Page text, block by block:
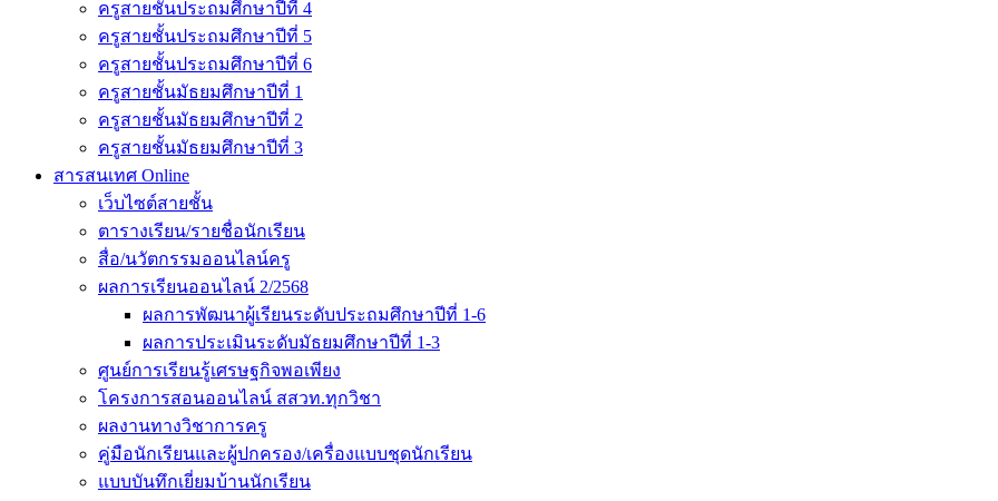
ครูสายชั้นประถมศึกษาปีที่ 4
ครูสายชั้นประถมศึกษาปีที่ 5
ครูสายชั้นประถมศึกษาปีที่ 6
ครูสายชั้นมัธยมศึกษาปีที่ 1
ครูสายชั้นมัธยมศึกษาปีที่ 2
ครูสายชั้นมัธยมศึกษาปีที่ 3
สารสนเทศ Online
เว็บไซต์สายชั้น
ตารางเรียน/รายชื่อนักเรียน
สื่อ/นวัตกรรมออนไลน์ครู
ผลการเรียนออนไลน์ 2/2568
ผลการพัฒนาผู้เรียนระดับประถมศึกษาปีที่ 1-6
ผลการประเมินระดับมัธยมศึกษาปีที่ 1-3
ศูนย์การเรียนรู้เศรษฐกิจพอเพียง
โครงการสอนออนไลน์ สสวท.ทุกวิชา
ผลงานทางวิชาการครู
คู่มือนักเรียนและผู้ปกครอง/เครื่องแบบชุดนักเรียน
แบบบันทึกเยี่ยมบ้านนักเรียน